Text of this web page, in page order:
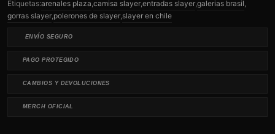
Etiquetas:arenales plaza camisa slayer entradas slayer galerias brasil
gorras slayer polerones de slayer slayer en chile
ENVÍO SEGURO
PAGO PROTEGIDO
CAMBIOS Y DEVOLUCIONES
MERCH OFICIAL